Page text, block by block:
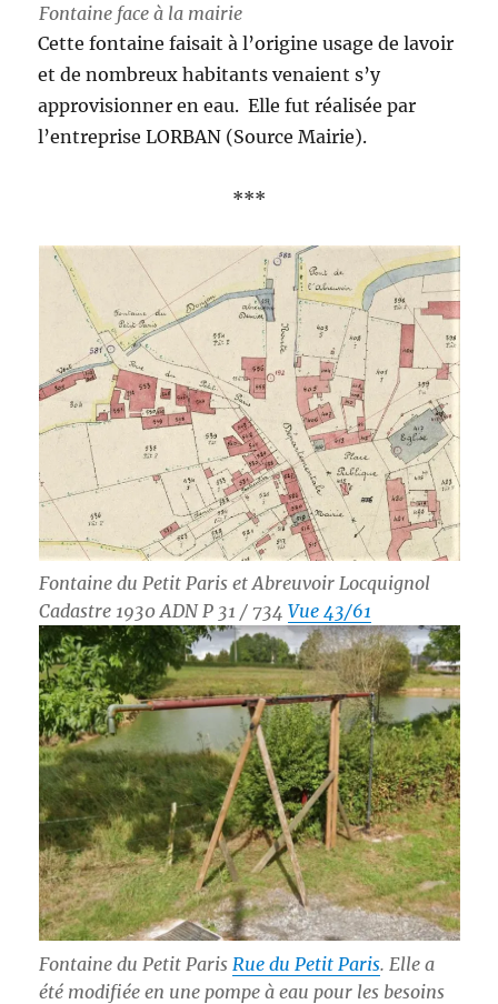
Fontaine face à la mairie
Cette fontaine faisait à l’origine usage de lavoir
et de nombreux habitants venaient s’y
approvisionner en eau. Elle fut réalisée par
l’entreprise LORBAN (Source Mairie).
***
Fontaine du Petit Paris et Abreuvoir Locquignol
Cadastre 1930 ADN P 31 / 734 Vue 43/61
Fontaine du Petit Paris Rue du Petit Paris. Elle a
été modifiée en une pompe à eau pour les besoins